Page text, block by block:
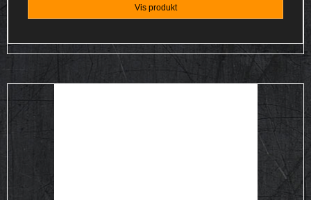
Vis produkt